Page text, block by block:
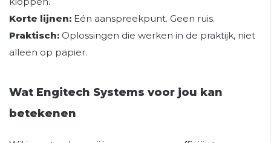
Korte lijnen: Eén aanspreekpunt. Geen ruis.
Praktisch: Oplossingen die werken in de praktijk, niet
alleen op papier.
Wat Engitech Systems voor jou kan
betekenen